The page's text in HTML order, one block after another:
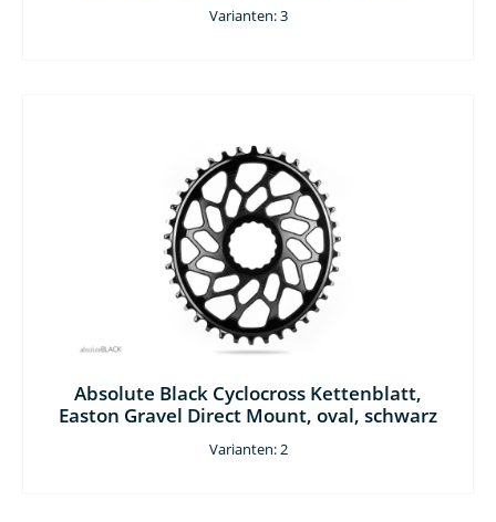
Varianten: 3
Absolute Black Cyclocross Kettenblatt,
Easton Gravel Direct Mount, oval, schwarz
Varianten: 2